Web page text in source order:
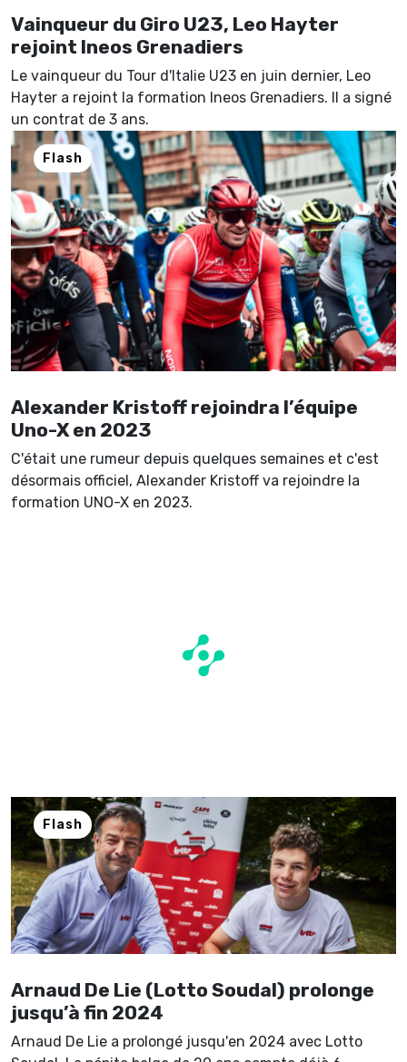
Vainqueur du Giro U23, Leo Hayter
rejoint Ineos Grenadiers
Le vainqueur du Tour d'Italie U23 en juin dernier, Leo
Hayter a rejoint la formation Ineos Grenadiers. Il a signé
un contrat de 3 ans.
Flash
Alexander Kristoff rejoindra l’équipe
Uno-X en 2023
C'était une rumeur depuis quelques semaines et c'est
désormais officiel, Alexander Kristoff va rejoindre la
formation UNO-X en 2023.
Flash
Arnaud De Lie (Lotto Soudal) prolonge
jusqu’à fin 2024
Arnaud De Lie a prolongé jusqu'en 2024 avec Lotto